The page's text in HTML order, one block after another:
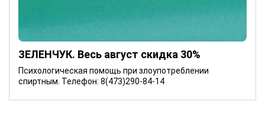
ЗЕЛЕНЧУК. Весь август скидка 30%
Психологическая помощь при злоупотреблении
спиртным. Телефон: 8(473)290-84-14